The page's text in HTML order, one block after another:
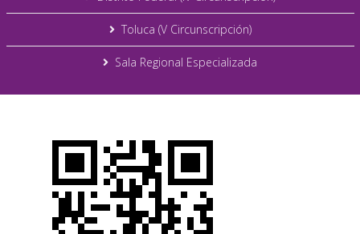
Toluca (V Circunscripción)
Sala Regional Especializada